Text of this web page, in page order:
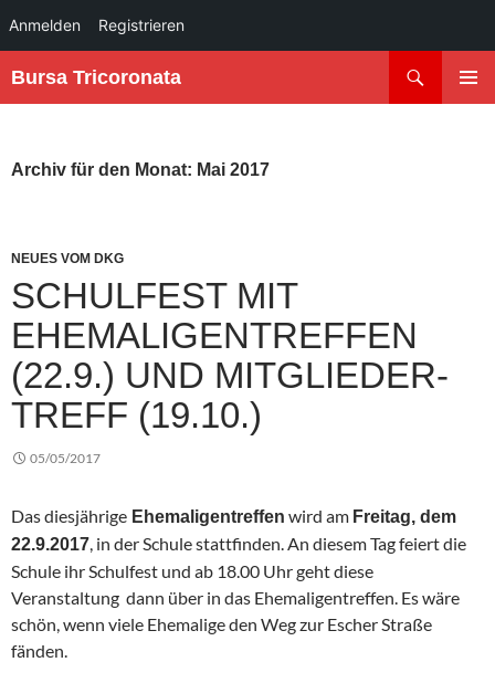
Anmelden Registrieren
Inhalt
Bursa Tricoronata
Archiv für den Monat: Mai 2017
NEUES VOM DKG
SCHULFEST MIT
EHEMALIGENTREFFEN
(22.9.) UND MITGLIEDER-
TREFF (19.10.)
05/05/2017
Das diesjährige Ehemaligentreffen wird am Freitag, dem
22.9.2017, in der Schule stattfinden. An diesem Tag feiert die
Schule ihr Schulfest und ab 18.00 Uhr geht diese
Veranstaltung dann über in das Ehemaligentreffen. Es wäre
schön, wenn viele Ehemalige den Weg zur Escher Straße
fänden.